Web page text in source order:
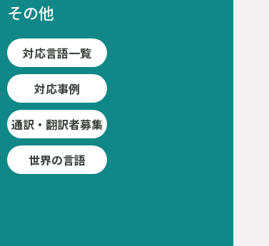
その他
対応言語一覧
対応事例
通訳・翻訳者募集
世界の言語